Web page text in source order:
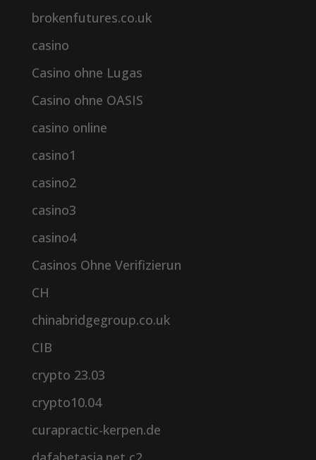
brokenfutures.co.uk
casino
Casino ohne Lugas
Casino ohne OASIS
casino online
casino1
casino2
casino3
casino4
Casinos Ohne Verifizierun
CH
chinabridgegroup.co.uk
CIB
crypto 23.03
crypto10.04
curapractic-kerpen.de